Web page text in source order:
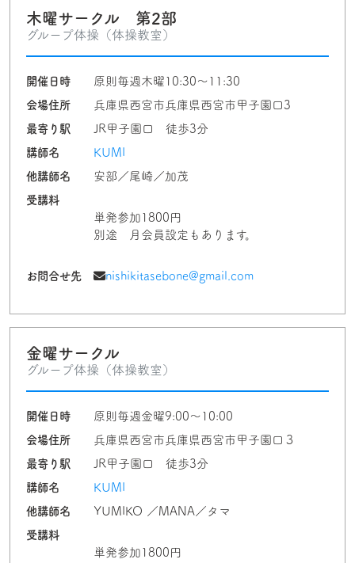
木曜サークル 第2部
グループ体操（体操教室）
開催日時
原則毎週木曜10:30～11:30
会場住所
兵庫県西宮市兵庫県西宮市甲子園口3
最寄り駅
JR甲子園口 徒歩3分
講師名
KUMI
他講師名
安部／尾崎／加茂
受講料
単発参加1800円
別途 月会員設定もあります。
お問合せ先 nishikitasebone@gmail.com
金曜サークル
グループ体操（体操教室）
開催日時
原則毎週金曜9:00～10:00
会場住所
兵庫県西宮市兵庫県西宮市甲子園口３
最寄り駅
JR甲子園口 徒歩3分
講師名
KUMI
他講師名
YUMIKO ／MANA／タマ
受講料
単発参加1800円